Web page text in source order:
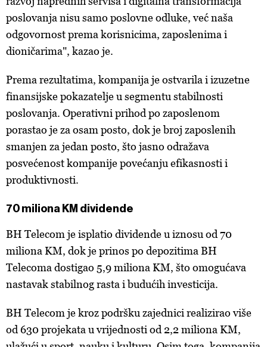
poslovanja nisu samo poslovne odluke, već naša
odgovornost prema korisnicima, zaposlenima i
dioničarima", kazao je.
Prema rezultatima, kompanija je ostvarila i izuzetne
finansijske pokazatelje u segmentu stabilnosti
poslovanja. Operativni prihod po zaposlenom
porastao je za osam posto, dok je broj zaposlenih
smanjen za jedan posto, što jasno odražava
posvećenost kompanije povećanju efikasnosti i
produktivnosti.
70 miliona KM dividende
BH Telecom je isplatio dividende u iznosu od 70
miliona KM, dok je prinos po depozitima BH
Telecoma dostigao 5,9 miliona KM, što omogućava
nastavak stabilnog rasta i budućih investicija.
BH Telecom je kroz podršku zajednici realizirao više
od 630 projekata u vrijednosti od 2,2 miliona KM,